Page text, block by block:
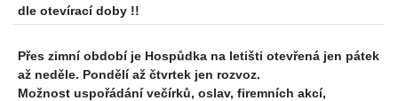
dle otevírací doby !!
Přes zimní období je Hospůdka na letišti otevřená jen pátek
až neděle. Pondělí až čtvrtek jen rozvoz.
Možnost uspořádání večírků, oslav, firemních akcí,